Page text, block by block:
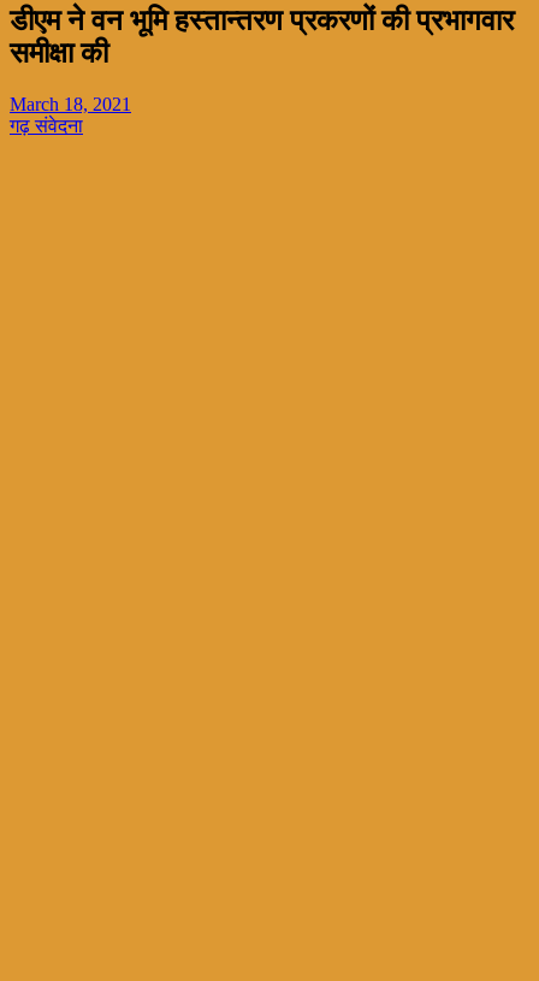
डीएम ने वन भूमि हस्तान्तरण प्रकरणों की प्रभागवार
समीक्षा की
March 18, 2021
गढ़ संवेदना